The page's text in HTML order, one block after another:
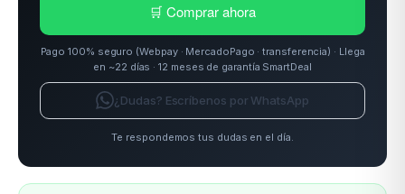
🛒 Comprar ahora
Pago 100% seguro (Webpay · MercadoPago · transferencia) · Llega
en ~22 días · 12 meses de garantía SmartDeal
¿Dudas? Escríbenos por WhatsApp
Te respondemos tus dudas en el día.